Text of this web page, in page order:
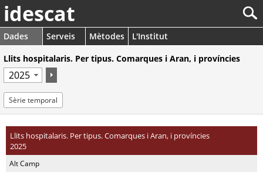
idescat
Dades Serveis Mètodes
L'Institut
Llits hospitalaris. Per tipus. Comarques i Aran, i províncies
Sèrie temporal
Llits hospitalaris. Per tipus. Comarques i Aran, i províncies
2025
Alt Camp